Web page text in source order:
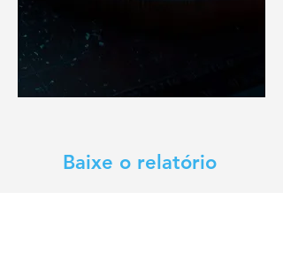
Baixe o relatório